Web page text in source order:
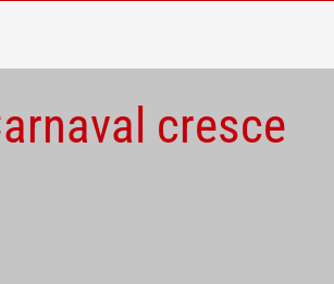
cresce